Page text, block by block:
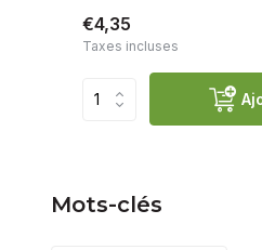
€4,35
Taxes incluses
Mots-clés